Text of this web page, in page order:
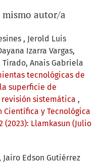
autor/a
, Jerold Luis
Izarra Vargas,
Anais Gabriela
tecnológicas de
superficie de
sistemática ,
y Tecnológica
(2023): Llamkasun (Julio
Edson Gutiérrez